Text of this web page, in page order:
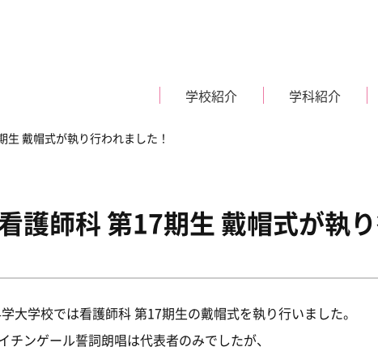
学校紹介 学科紹介
学科
現在、入学生の募集は行
っておりません。
Nurse
看護師科
現在、
って
Certified
生 戴帽式が執り行われました！
護師科 第17期生 戴帽式が執
大学校では看護師科 第17期生の戴帽式を執り行いました。
ンゲール誓詞朗唱は代表者のみでしたが、